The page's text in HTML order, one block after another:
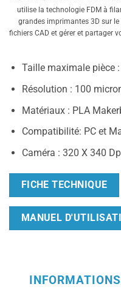
utilise la technologie FDM à
grandes imprimantes 3D sur
fichiers CAD et gérer et partager
Taille maximale pièce
Résolution : 100
Matériaux : PLA
Compatibilité: PC et
Caméra : 320 X 340
FICHE TECHNIQUE
MANUEL